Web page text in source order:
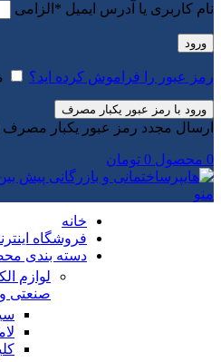
نام کاربری یا آدرس ایمیل * الزامی
ورود
رمز عبور را فراموش کرده اید؟
ورود با رمز عبور یکبار مصرف
ارسال مجدد رمز عبور یکبار مصرف
0 محصول 0 تومان
منو
خانه
فروشگاه
دسته بندی
لوازم
صنعتی